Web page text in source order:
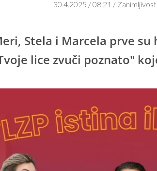
30.4.2025 / 08:21 /
Stela i Marcela prve
lice zvuči poznato"